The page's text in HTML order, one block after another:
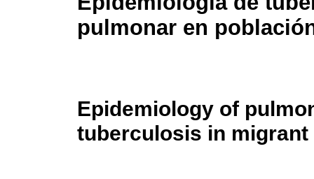
pulmonar en
Epidemiology of
tuberculosis in